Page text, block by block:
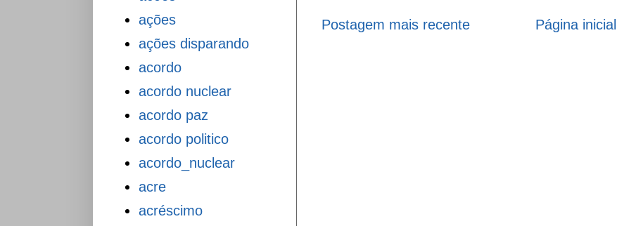
Postagem mais recente Página inicial
ações
ações disparando
acordo
acordo nuclear
acordo paz
acordo politico
acordo_nuclear
acre
acréscimo